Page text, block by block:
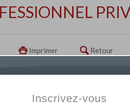
Imprimer Retour
Inscrivez-vous